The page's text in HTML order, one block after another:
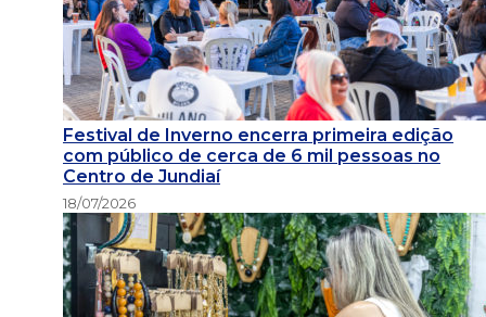
Festival de Inverno encerra primeira edição
com público de cerca de 6 mil pessoas no
Centro de Jundiaí
18/07/2026